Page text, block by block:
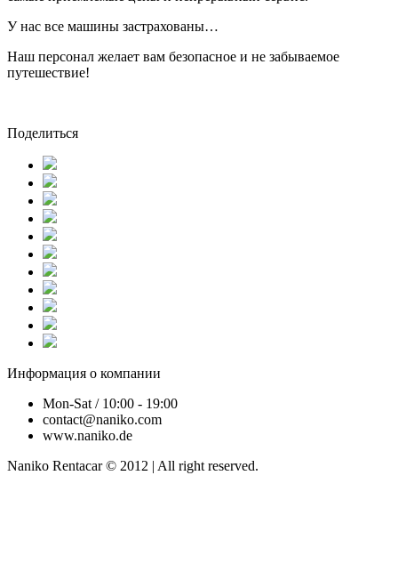
У нас все машины застрахованы…
Наш персонал желает вам безопасное и не забываемое
путешествие!
Поделиться
Информация о компании
Mon-Sat / 10:00 - 19:00
contact@naniko.com
www.naniko.de
Naniko Rentacar © 2012 | All right reserved.